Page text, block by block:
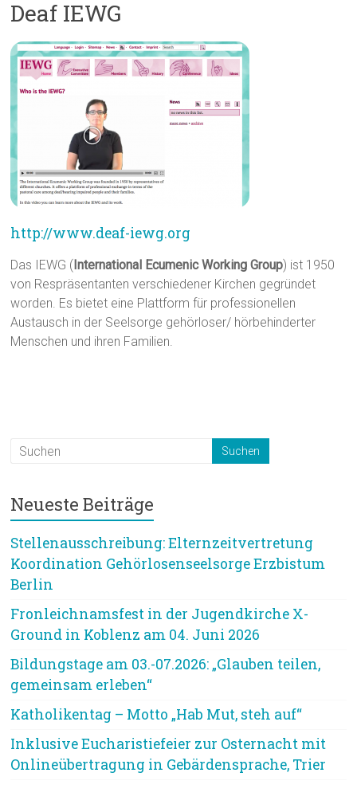
Deaf IEWG
http://www.deaf-iewg.org
Das IEWG (International Ecumenic Working Group) ist 1950
von Respräsentanten verschiedener Kirchen gegründet
worden. Es bietet eine Plattform für professionellen
Austausch in der Seelsorge gehörloser/ hörbehinderter
Menschen und ihren Familien.
Neueste Beiträge
Stellenausschreibung: Elternzeitvertretung
Koordination Gehörlosenseelsorge Erzbistum
Berlin
Fronleichnamsfest in der Jugendkirche X-
Ground in Koblenz am 04. Juni 2026
Bildungstage am 03.-07.2026: „Glauben teilen,
gemeinsam erleben“
Katholikentag – Motto „Hab Mut, steh auf“
Inklusive Eucharistiefeier zur Osternacht mit
Onlineübertragung in Gebärdensprache, Trier